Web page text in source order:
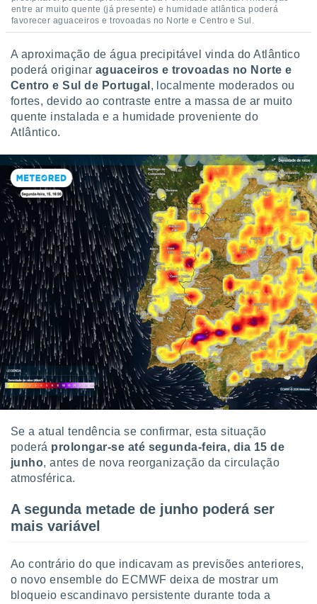
através
estudos
e
de
1199
entre ar muito quente (já presente) e humidade atlântica poderá
favorecer aguaceiros e trovoadas no Norte e Centro e Sul.
A aproximação de água precipitável vinda do Atlântico
poderá originar aguaceiros e trovoadas no Norte e
Centro e Sul de Portugal , localmente moderados ou
fortes, devido ao contraste entre a massa de ar muito
quente instalada e a humidade proveniente do
Atlântico.
Se a atual tendência se confirmar, esta situação
poderá prolongar-se até segunda-feira, dia 15 de
junho, antes de nova reorganização da circulação
atmosférica.
A segunda metade de junho poderá ser
mais variável
Ao contrário do que indicavam as previsões anteriores,
o novo ensemble do ECMWF deixa de mostrar um
bloqueio escandinavo persistente durante toda a